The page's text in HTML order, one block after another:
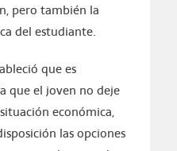
pero también la
del estudiante.
que es
que el joven no deje
económica,
las opciones